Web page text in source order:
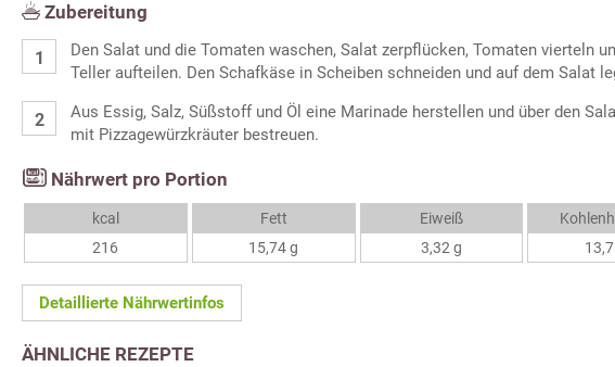
Zubereitung
Den Salat und die Tomaten waschen, Salat zerpflücken, Tomaten vierteln
Teller aufteilen. Den Schafkäse in Scheiben schneiden und auf dem Salat
Aus Essig, Salz, Süßstoff und Öl eine Marinade herstellen und über den
mit Pizzagewürzkräuter bestreuen.
Nährwert pro Portion
kcal
216
Fett
15,74 g
Eiweiß
3,32 g
Detaillierte Nährwertinfos
ÄHNLICHE REZEPTE